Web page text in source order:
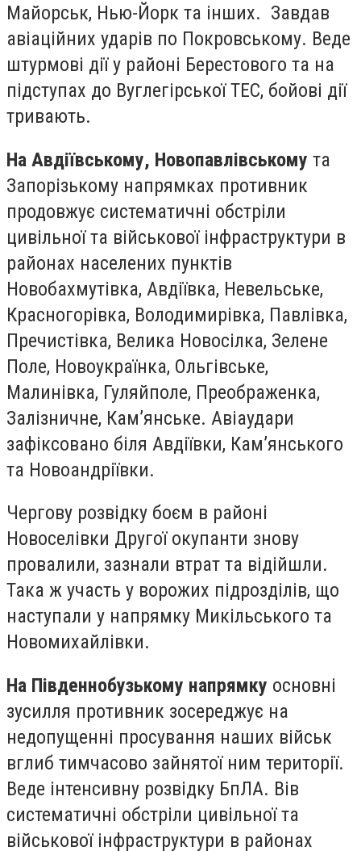
Майорськ, Нью-Йорк та інших. Завдав
авіаційних ударів по Покровському. Веде
штурмові дії у районі Берестового та на
підступах до Вуглегірської ТЕС, бойові дії
тривають.
На Авдіївському, Новопавлівському та
Запорізькому напрямках противник
продовжує систематичні обстріли
цивільної та військової інфраструктури в
районах населених пунктів
Новобахмутівка, Авдіївка, Невельське,
Красногорівка, Володимирівка, Павлівка,
Пречистівка, Велика Новосілка, Зелене
Поле, Новоукраїнка, Ольгівське,
Малинівка, Гуляйполе, Преображенка,
Залізничне, Кам’янське. Авіаудари
зафіксовано біля Авдіївки, Кам’янського
та Новоандріївки.
Чергову розвідку боєм в районі
Новоселівки Другої окупанти знову
провалили, зазнали втрат та відійшли.
Така ж участь у ворожих підрозділів, що
наступали у напрямку Микільського та
Новомихайлівки.
На Південнобузькому напрямку основні
зусилля противник зосереджує на
недопущенні просування наших військ
вглиб тимчасово зайнятої ним території.
Веде інтенсивну розвідку БпЛА. Вів
систематичні обстріли цивільної та
військової інфраструктури в районах